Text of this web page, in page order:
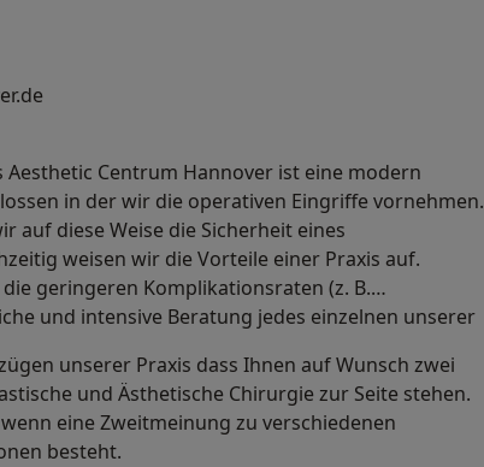
Centrum Hannover ist eine modern
in der wir die operativen Eingriffe vornehmen.
auf diese Weise die Sicherheit eines
weisen wir die Vorteile einer Praxis auf.
geringeren Komplikationsraten (z. B.
und intensive Beratung jedes einzelnen unserer
unserer Praxis dass Ihnen auf Wunsch zwei
und Ästhetische Chirurgie zur Seite stehen.
eine Zweitmeinung zu verschiedenen
besteht.